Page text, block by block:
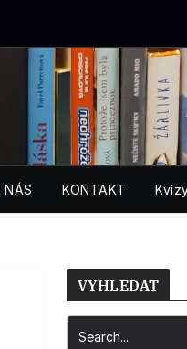
NÁS KONTAKT
VYHLEDAT